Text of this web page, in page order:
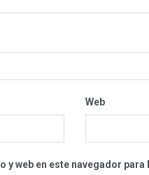
Web
web en este navegador para